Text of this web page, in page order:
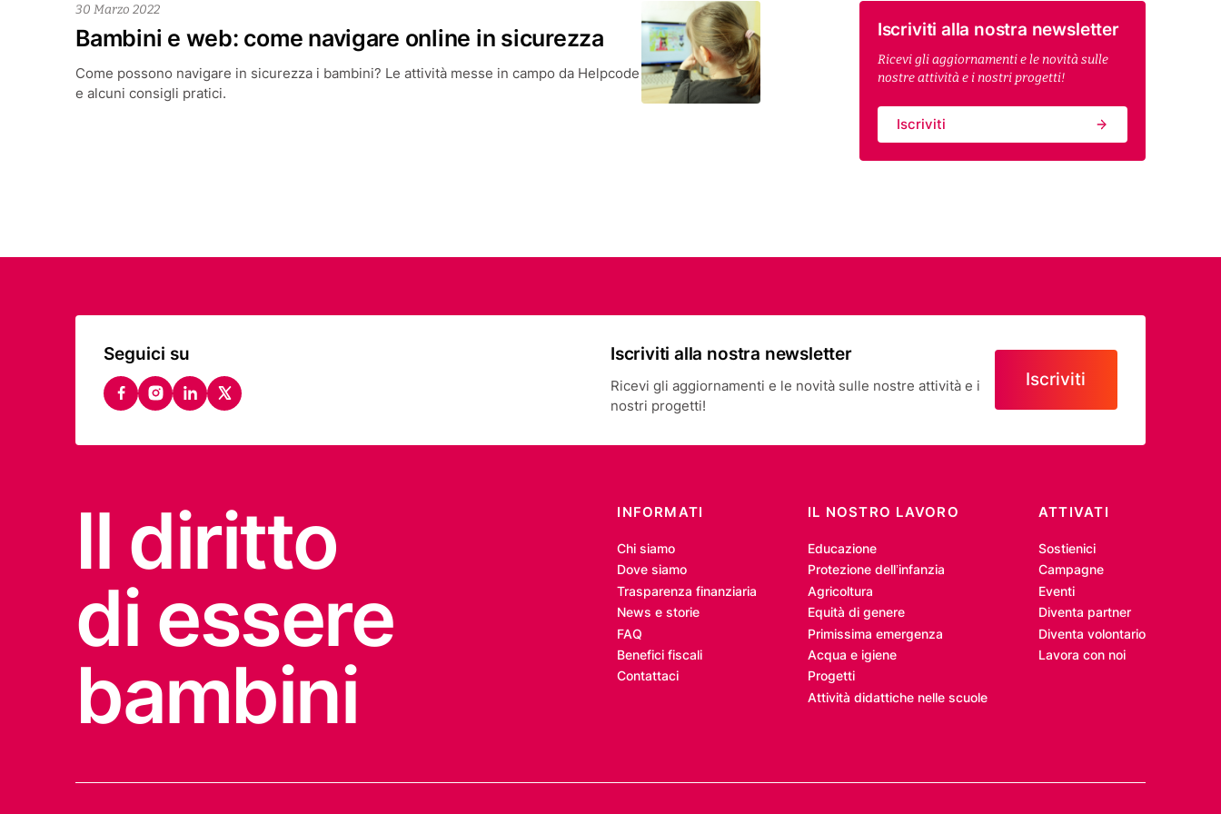
Bambini e web: come navigare online in sicurezza
30 Marzo 2022
Come possono navigare in sicurezza i bambini? Le attività messe in campo da Helpcode
e alcuni consigli pratici.
Iscriviti alla nostra newsletter
Ricevi gli aggiornamenti e le novità sulle
nostre attività e i nostri progetti!
Iscriviti
Seguici su
facebook
instagram
linkedin
twitter
Iscriviti alla nostra newsletter
Ricevi gli aggiornamenti e le novità sulle nostre attività e i
nostri progetti!
Iscriviti
Il diritto
di essere
bambini
INFORMATI
Chi siamo
Dove siamo
Trasparenza finanziaria
News e storie
FAQ
Benefici fiscali
Contattaci
IL NOSTRO LAVORO
Educazione
Protezione dell’infanzia
Agricoltura
Equità di genere
Primissima emergenza
Acqua e igiene
Progetti
Attività didattiche nelle scuole
ATTIVATI
Sostienici
Campagne
Eventi
Diventa partner
Diventa volontario
Lavora con noi